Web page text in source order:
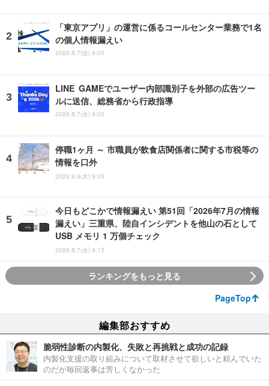
「東京アプリ」の運営に係るコールセンター業務で1名
の個人情報漏えい
2026.8.7(金) 8:05
LINE GAMEでユーザー内部識別子を外部の広告ツー
ルに送信、総務省から行政指導
2026.8.7(金) 8:05
停職1ヶ月 ～ 市職員が飲食店関係者に関する市税等の
情報を口外
2026.8.6(木) 8:05
今日もどこかで情報漏えい 第51回「2026年7月の情報
漏えい」三重県、陸自インシデントを他山の石として
USB メモリ 1 万個チェック
2026.8.7(金) 8:15
ランキングをもっと見る
PageTop
編集部おすすめ
脆弱性診断の内製化、失敗と再挑戦と成功の記録
内製化支援の取り組みについて取材させて欲しいと頼んでいた
のだが毎回返事は芳しくなかった